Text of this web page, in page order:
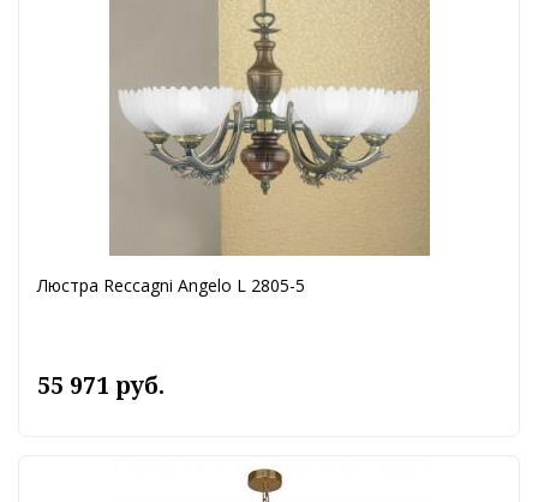
Люстра Reccagni Angelo L 2805-5
55 971 руб.